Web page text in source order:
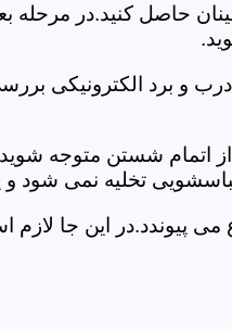
حاصل کنید.در
و برد الکترونیکی
اتمام شستن متوجه
تخلیه نمی
پیوندد.در این جا